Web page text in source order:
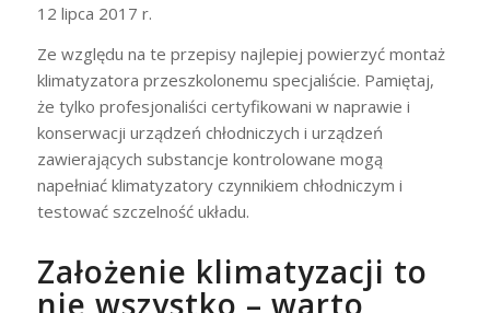
12 lipca 2017 r.
Ze względu na te przepisy najlepiej powierzyć montaż
klimatyzatora przeszkolonemu specjaliście. Pamiętaj,
że tylko profesjonaliści certyfikowani w naprawie i
konserwacji urządzeń chłodniczych i urządzeń
zawierających substancje kontrolowane mogą
napełniać klimatyzatory czynnikiem chłodniczym i
testować szczelność układu.
Założenie klimatyzacji to
nie wszystko – warto